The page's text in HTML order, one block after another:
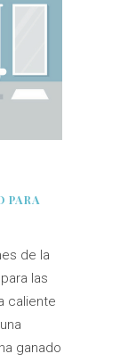
PARA
de la
las
caliente
ganado